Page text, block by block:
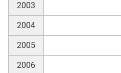
2003
2004
2005
2006